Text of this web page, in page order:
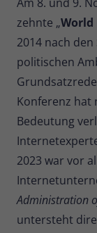
zehnte „World
2014 nach
politischen
Konferenz hat
Bedeutung
2023 war vor
Administration
untersteht